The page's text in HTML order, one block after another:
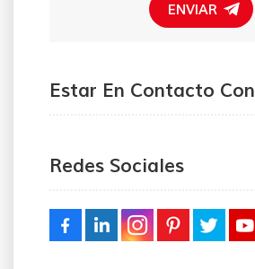
ENVIAR
Estar En Contacto Con
Redes Sociales